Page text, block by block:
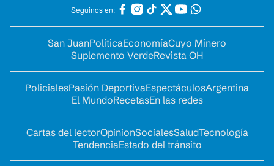
Seguinos en:
San JuanPolíticaEconomíaCuyo Minero
Suplemento VerdeRevista OH
PolicialesPasión DeportivaEspectáculosArgentina
El MundoRecetasEn las redes
Cartas del lectorOpinionSocialesSaludTecnología
TendenciaEstado del tránsito